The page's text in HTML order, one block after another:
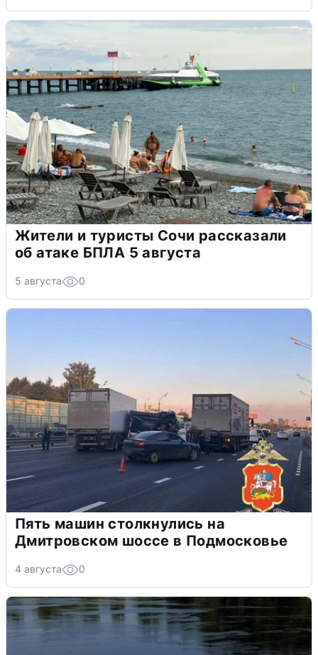
Жители и туристы Сочи рассказали
об атаке БПЛА 5 августа
5 августа 0
Пять машин столкнулись на
Дмитровском шоссе в Подмосковье
4 августа 0